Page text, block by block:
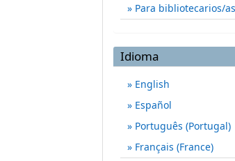
Para bibliotecarios/as
Idioma
English
Español
Português (Portugal)
Français (France)